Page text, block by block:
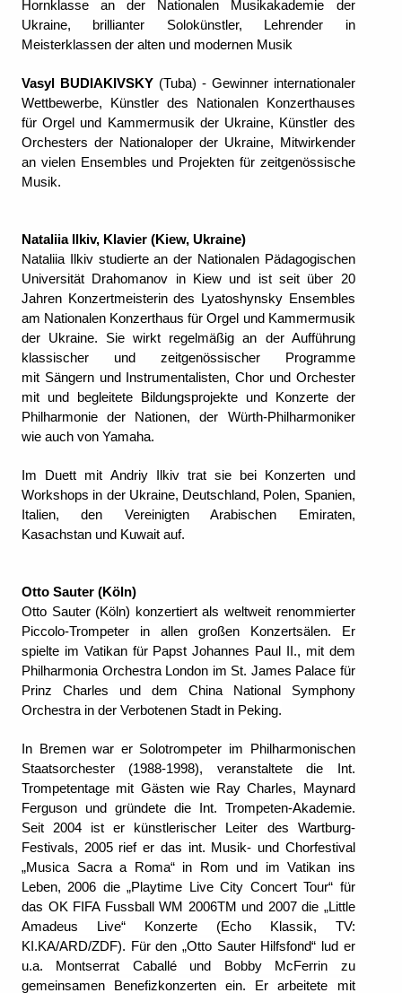
Hornklasse an der Nationalen Musikakademie der
Ukraine, brillianter Solokünstler, Lehrender in
Meisterklassen der alten und modernen Musik
Vasyl BUDIAKIVSKY(Tuba) - Gewinner internationaler
Wettbewerbe, Künstler des Nationalen Konzerthauses
für Orgel und Kammermusik der Ukraine, Künstler des
Orchesters der Nationaloper der Ukraine, Mitwirkender
an vielen Ensembles und Projekten für zeitgenössische
Musik.
Nataliia Ilkiv, Klavier (Kiew, Ukraine)
Nataliia Ilkiv studierte an der Nationalen Pädagogischen
Universität Drahomanov in Kiew und ist seit über 20
Jahren Konzertmeisterin des Lyatoshynsky Ensembles
am Nationalen Konzerthaus für Orgel und Kammermusik
der Ukraine. Sie wirkt regelmäßig an der Aufführung
klassischer und zeitgenössischer Programme
mit Sängern und Instrumentalisten, Chor und Orchester
mit und begleitete Bildungsprojekte und Konzerte der
Philharmonie der Nationen, der Würth-Philharmoniker
wie auch von Yamaha.
Im Duett mit Andriy Ilkiv trat sie bei Konzerten und
Workshops in der Ukraine, Deutschland, Polen, Spanien,
Italien, den Vereinigten Arabischen Emiraten,
Kasachstan und Kuwait auf.
Otto Sauter (Köln)
Otto Sauter (Köln) konzertiert als weltweit renommierter
Piccolo-Trompeter in allen großen Konzertsälen. Er
spielte im Vatikan für Papst Johannes Paul II., mit dem
Philharmonia Orchestra London im St. James Palace für
Prinz Charles und dem China National Symphony
Orchestra in der Verbotenen Stadt in Peking.
In Bremen war er Solotrompeter im Philharmonischen
Staatsorchester (1988-1998), veranstaltete die Int.
Trompetentage mit Gästen wie Ray Charles, Maynard
Ferguson und gründete die Int. Trompeten-Akademie.
Seit 2004 ist er künstlerischer Leiter des Wartburg-
Festivals, 2005 rief er das int. Musik- und Chorfestival
„Musica Sacra a Roma“ in Rom und im Vatikan ins
Leben, 2006 die „Playtime Live City Concert Tour“ für
das OK FIFA Fussball WM 2006TM und 2007 die „Little
Amadeus Live“ Konzerte (Echo Klassik, TV:
KI.KA/ARD/ZDF). Für den „Otto Sauter Hilfsfond“ lud er
u.a. Montserrat Caballé und Bobby McFerrin zu
gemeinsamen Benefizkonzerten ein. Er arbeitete mit